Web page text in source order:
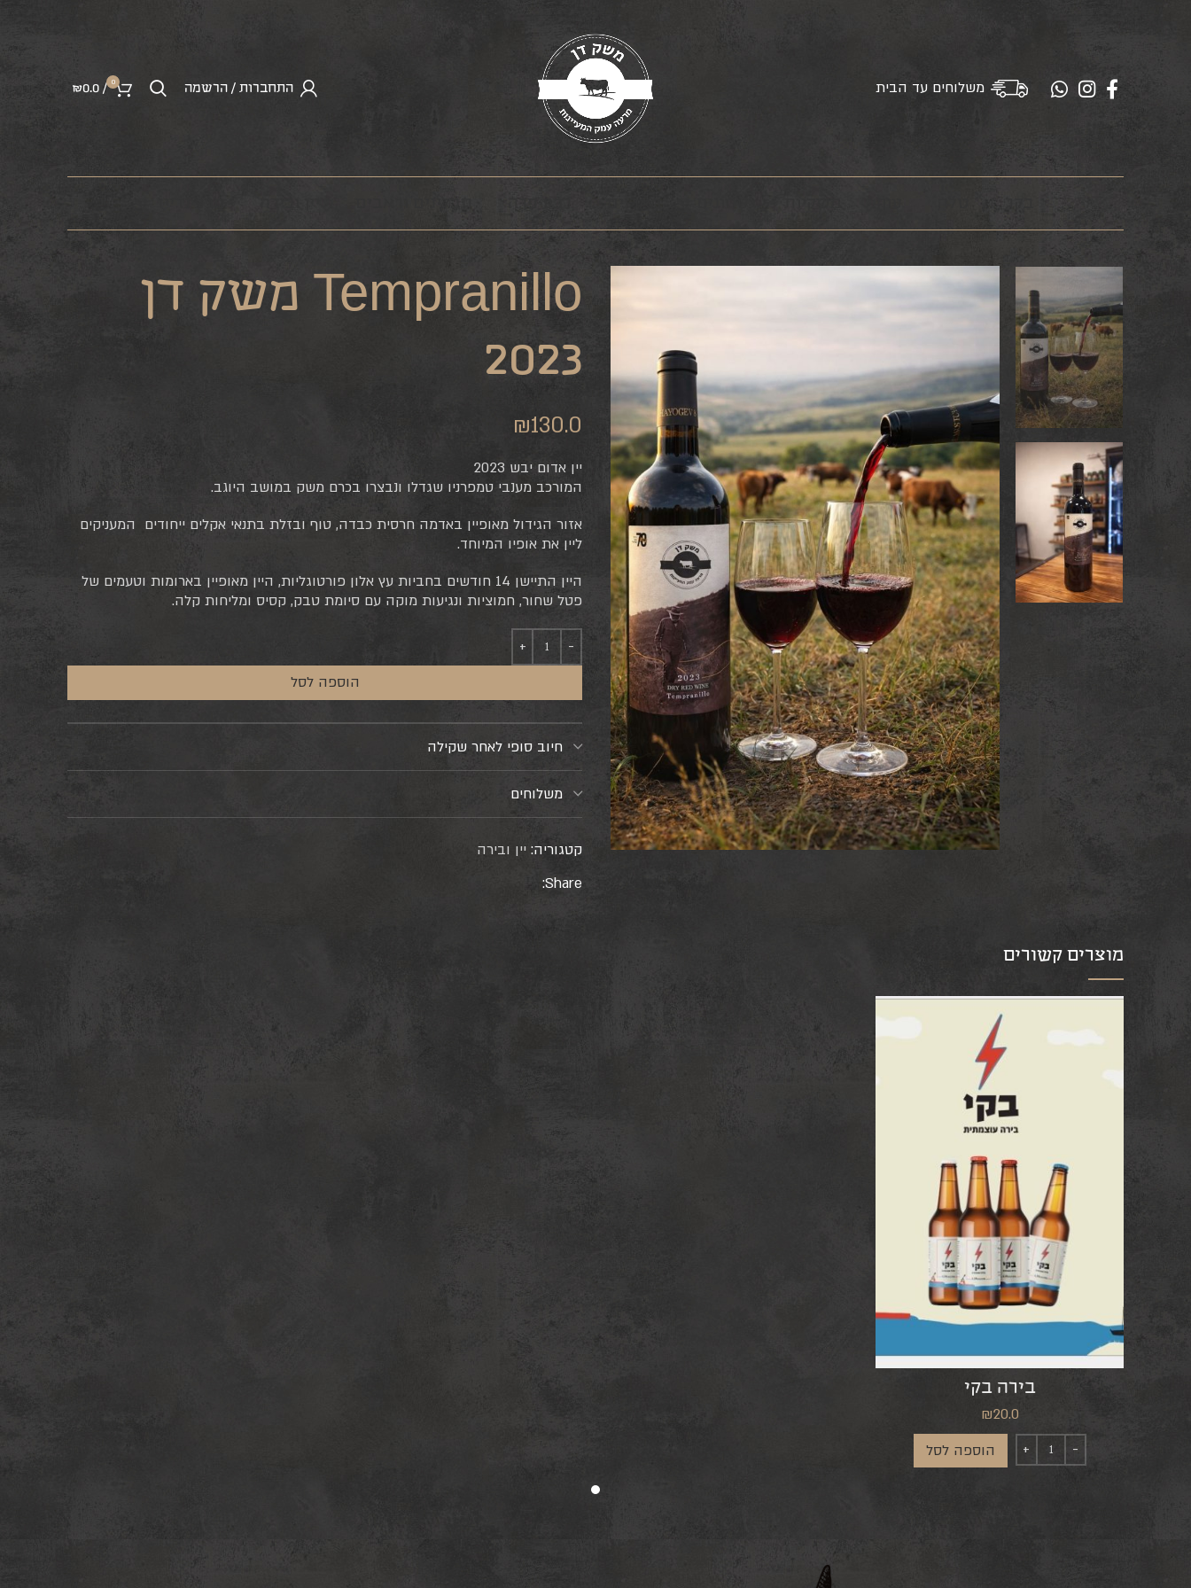
משלוחים עד הבית התחברות / הרשמה 0
/
₪0.0
Tempranillo משק דן
2023
₪130.0
יין אדום יבש 2023
המורכב מענבי טמפרניו שגדלו ונבצרו בכרם משק במושב היוגב.
אזור הגידול מאופיין באדמה חרסית כבדה, טוף ובזלת בתנאי אקלים ייחודים המעניקים
ליין את אופיו המיוחד.
היין התיישן 14 חודשים בחביות עץ אלון פורטוגליות, היין מאופיין בארומות וטעמים של
פטל שחור, חמוציות ונגיעות מוקה עם סיומת טבק, קסיס ומליחות קלה.
הוספה לסל
חיוב סופי לאחר שקילה
משלוחים
קטגוריה: יין ובירה
Share:
מוצרים קשורים
בירה בקי
₪20.0
הוספה לסל